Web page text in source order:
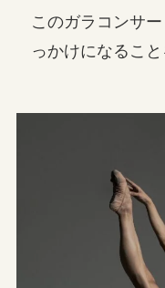
このガラコンサ
っかけになるこ